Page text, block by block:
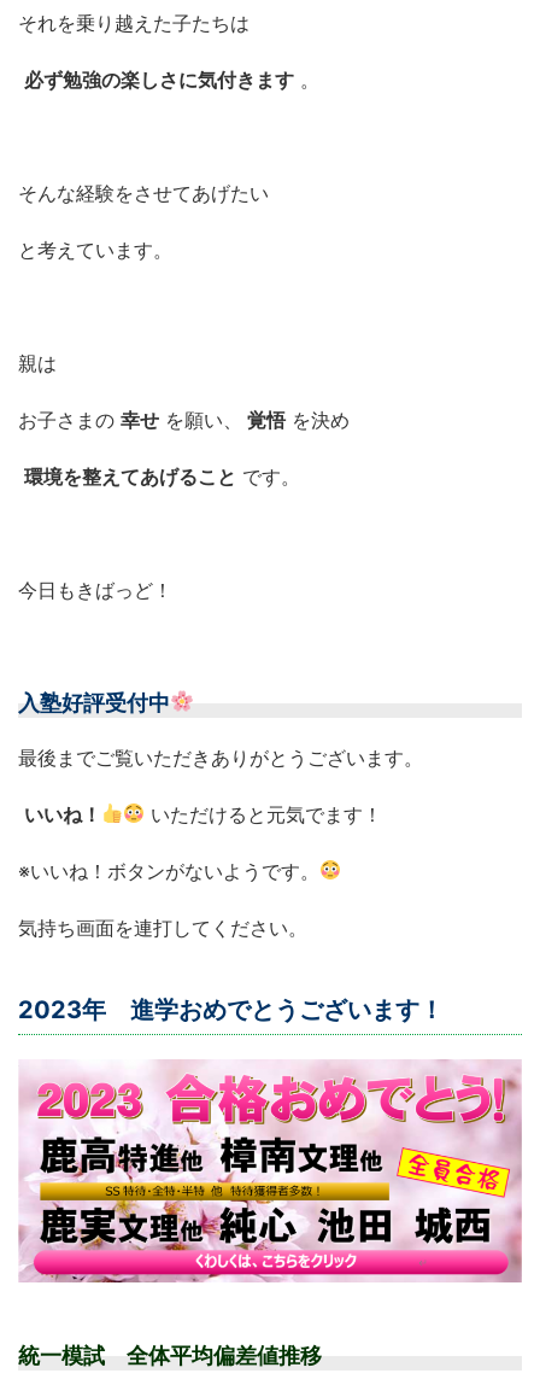
それを乗り越えた子たちは
必ず勉強の楽しさに気付きます 。
そんな経験をさせてあげたい
と考えています。
親は
お子さまの 幸せ を願い、 覚悟 を決め
環境を整えてあげること です。
今日もきばっど！
入塾好評受付中
最後までご覧いただきありがとうございます。
いいね！ いただけると元気でます！
※いいね！ボタンがないようです。
気持ち画面を連打してください。
2023年 進学おめでとうございます！
統一模試 全体平均偏差値推移